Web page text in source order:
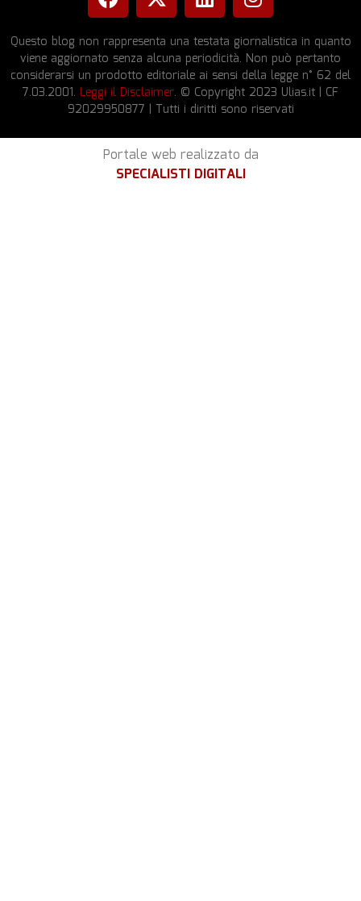
Questo blog non rappresenta una testata giornalistica in quanto
viene aggiornato senza alcuna periodicità. Non può pertanto
considerarsi un prodotto editoriale ai sensi della legge n° 62 del
7.03.2001. Leggi il Disclaimer. © Copyright 2023 Ulias.it | CF
92029950877 | Tutti i diritti sono riservati
Portale web realizzato da
SPECIALISTI DIGITALI